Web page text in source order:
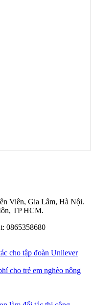
Viên, Gia Lâm, Hà Nội.
TP HCM.
0865358680
cho tập đoàn Unilever
cho trẻ em nghèo nông